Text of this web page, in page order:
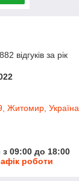
відгуків за рік
Житомир, Україна
09:00 до 18:00
роботи